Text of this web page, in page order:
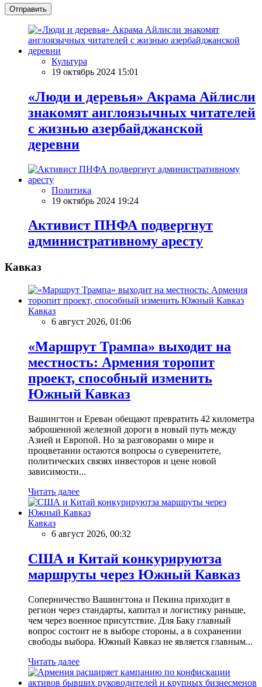
Отправить
Культура
19 октябрь 2024 15:01
«Люди и деревья» Акрама Айлисли
знакомят англоязычных читателей
с жизнью азербайджанской
деревни
Политика
19 октябрь 2024 19:24
Активист ПНФА подвергнут
административному аресту
Кавказ
Кавказ
6 август 2026, 01:06
«Маршрут Трампа» выходит на
местность: Армения торопит
проект, способный изменить
Южный Кавказ
Вашингтон и Ереван обещают превратить 42 километра
заброшенной железной дороги в новый путь между
Азией и Европой. Но за разговорами о мире и
процветании остаются вопросы о суверенитете,
политических связях инвесторов и цене новой
зависимости...
Читать далее
Кавказ
6 август 2026, 00:32
США и Китай конкурируютза
маршруты через Южный Кавказ
Соперничество Вашингтона и Пекина приходит в
регион через стандарты, капитал и логистику раньше,
чем через военное присутствие. Для Баку главный
вопрос состоит не в выборе стороны, а в сохранении
свободы выбора. Южный Кавказ не является главным...
Читать далее